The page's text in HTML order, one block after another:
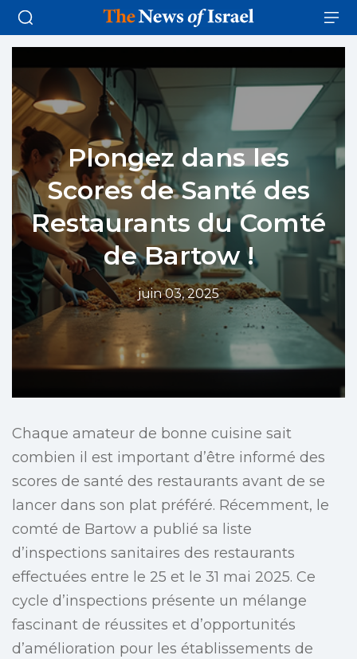
Plongez dans les
Scores de Santé des
Restaurants du Comté
de Bartow !
juin 03, 2025
Chaque amateur de bonne cuisine sait
combien il est important d’être informé des
scores de santé des restaurants avant de se
lancer dans son plat préféré. Récemment, le
comté de Bartow a publié sa liste
d’inspections sanitaires des restaurants
effectuées entre le 25 et le 31 mai 2025. Ce
cycle d’inspections présente un mélange
fascinant de réussites et d’opportunités
d’amélioration pour les établissements de